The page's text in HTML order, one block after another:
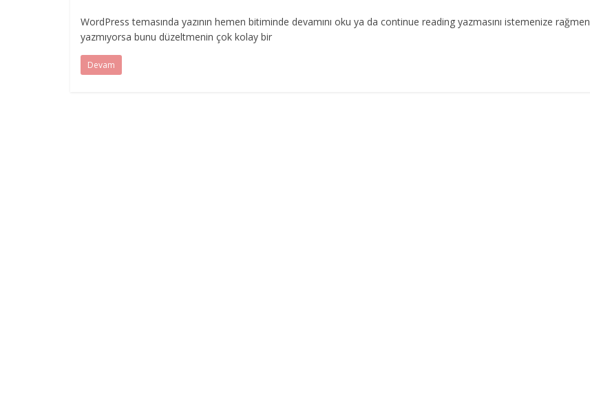
WordPress temasında yazının hemen bitiminde devamını oku ya da continue reading yazmasını istemenize rağmen
yazmıyorsa bunu düzeltmenin çok kolay bir
Devam